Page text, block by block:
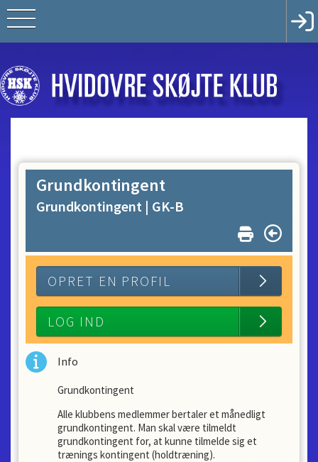
Grundkontingent
Grundkontingent | GK-B
OPRET EN PROFIL
LOG IND
Info
Grundkontingent
Alle klubbens medlemmer bertaler et månedligt
grundkontingent. Man skal være tilmeldt
grundkontingent for, at kunne tilmelde sig et
trænings kontingent (holdtræning).